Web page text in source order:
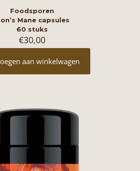
Foodsporen
Mane capsules
60 stuks
€30,00
aan winkelwagen